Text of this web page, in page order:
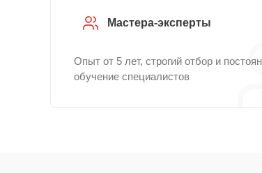
Мастера-эксперты
Опыт от 5 лет, строгий отбор и
обучение специалистов